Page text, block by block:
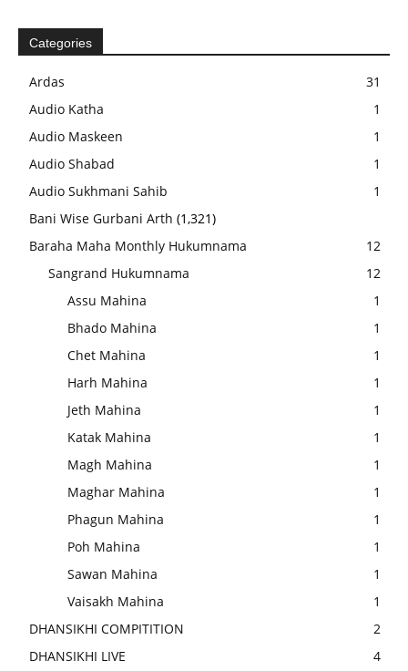
Categories
Ardas
31
Audio Katha
1
Audio Maskeen
1
Audio Shabad
1
Audio Sukhmani Sahib
1
Bani Wise Gurbani Arth (1,321)
Baraha Maha Monthly Hukumnama
12
Sangrand Hukumnama
12
Assu Mahina
1
Bhado Mahina
1
Chet Mahina
1
Harh Mahina
1
Jeth Mahina
1
Katak Mahina
1
Magh Mahina
1
Maghar Mahina
1
Phagun Mahina
1
Poh Mahina
1
Sawan Mahina
1
Vaisakh Mahina
1
DHANSIKHI COMPITITION
2
DHANSIKHI LIVE
4